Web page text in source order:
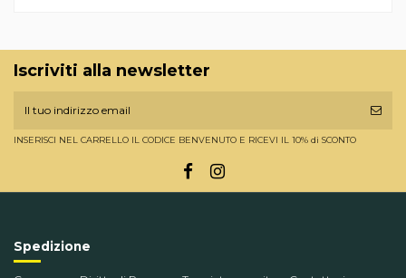
Iscriviti alla newsletter
INSERISCI NEL CARRELLO IL CODICE BENVENUTO E RICEVI IL 10% di SCONTO
Spedizione